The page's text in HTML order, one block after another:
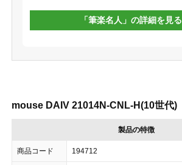
「筆楽名人」の詳細を見る
mouse DAIV 21014N-CNL-H(10世代)
製品の特徴
商品コード 194712